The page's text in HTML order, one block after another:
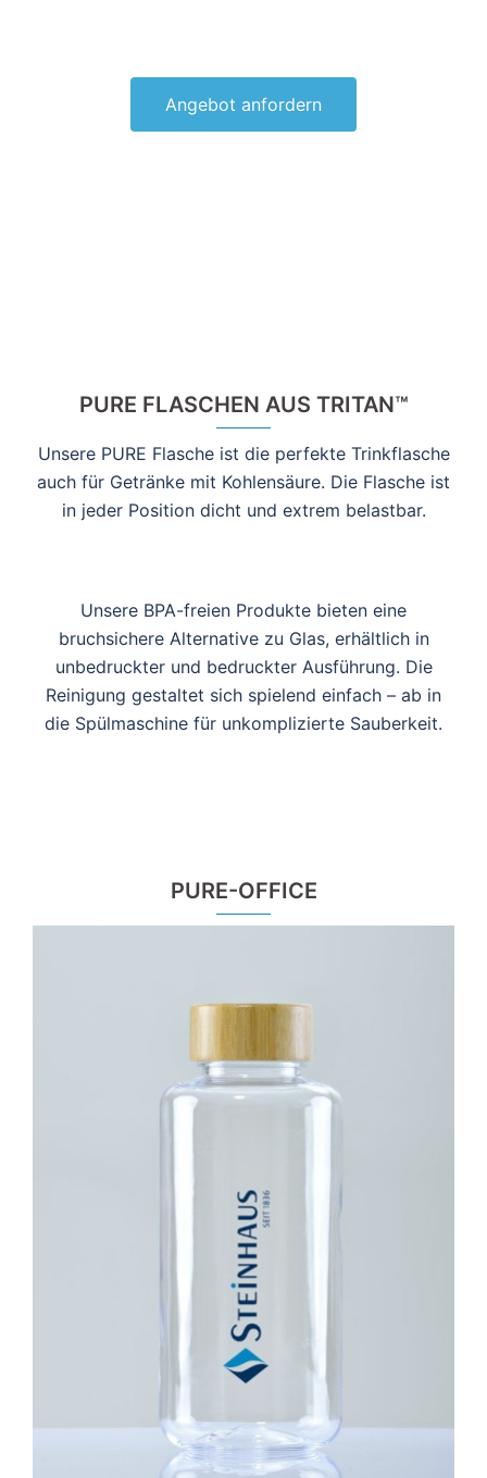
Angebot anfordern
PURE FLASCHEN AUS TRITAN™
Unsere PURE Flasche ist die perfekte Trinkflasche
auch für Getränke mit Kohlensäure. Die Flasche ist
in jeder Position dicht und extrem belastbar.
Unsere BPA-freien Produkte bieten eine
bruchsichere Alternative zu Glas, erhältlich in
unbedruckter und bedruckter Ausführung. Die
Reinigung gestaltet sich spielend einfach – ab in
die Spülmaschine für unkomplizierte Sauberkeit.
PURE-OFFICE